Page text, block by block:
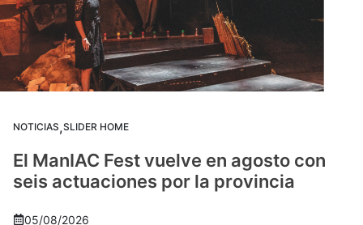
NOTICIAS,SLIDER HOME
El ManIAC Fest vuelve en agosto con
seis actuaciones por la provincia
05/08/2026